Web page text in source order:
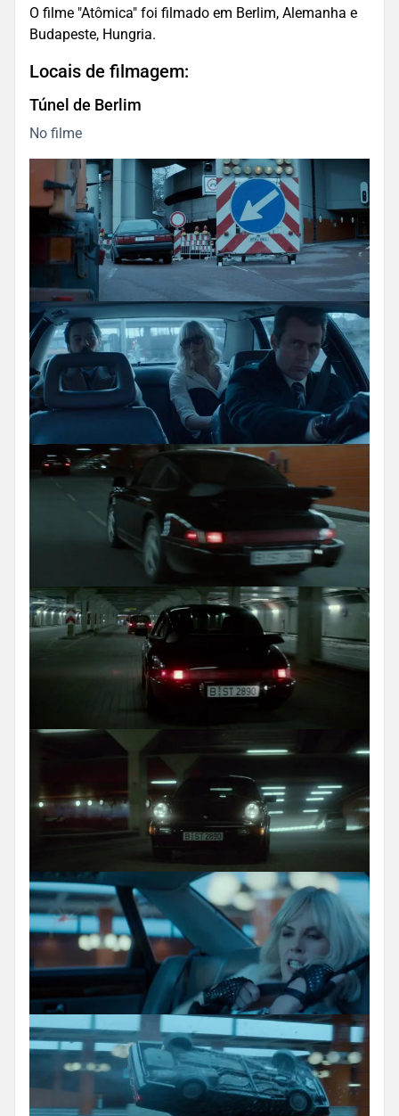
O filme "Atômica" foi filmado em Berlim, Alemanha e
Budapeste, Hungria.
Locais de filmagem:
Túnel de Berlim
No filme